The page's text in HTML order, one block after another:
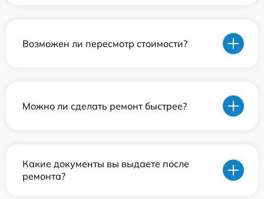
Возможен ли пересмотр стоимости?
Можно ли сделать ремонт быстрее?
Какие документы вы выдаете после
ремонта?